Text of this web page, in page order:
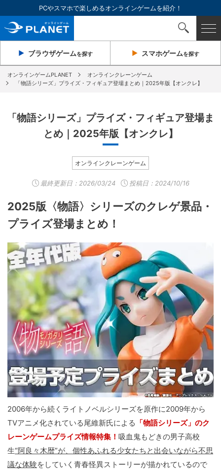
PCやスマホで楽しめるオンラインゲームを紹介！
ブラウザゲームを探す スマホゲームを探す
オンラインゲームPLANET
オンラインクレーンゲーム
「物語シリーズ」プライズ・フィギュア登場まとめ｜2025年版【オンクレ】
「物語シリーズ」プライズ・フィギュア登場ま
とめ｜2025年版【オンクレ】
オンラインクレーンゲーム
最終更新日： 2026/03/24 投稿日：2024/10/16
2025版〈物語〉シリーズのクレゲ景品・
プライズ登場まとめ！
2006年から続くライトノベルシリーズを原作に2009年から
TVアニメ化されている尾維新氏による 「物語シリーズ」のク
レーンゲームプライズ情報特集！ 吸血鬼もどきの男子高校
生“阿良々木暦”が、個性あふれる少女たちと出会いながら不思
議な体験をしていく青春怪異ストーリーが描かれているので